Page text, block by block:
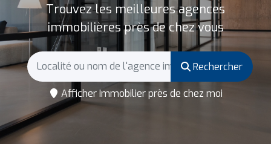
Trouvez les meilleures agences
immobilières près de chez vous
Rechercher
Afficher Immobilier près de chez moi